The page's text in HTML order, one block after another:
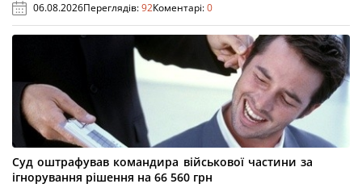
06.08.2026Переглядів:92Коментарі:0
Суд оштрафував командира військової частини за
ігнорування рішення на 66 560 грн